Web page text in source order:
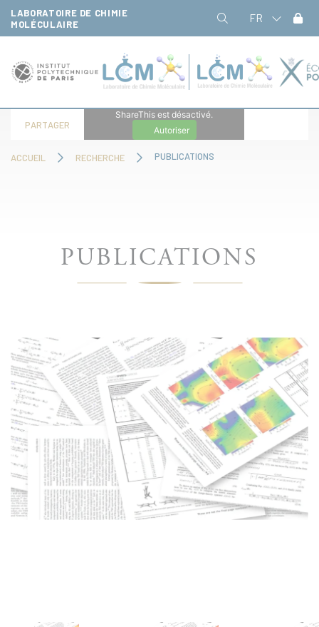
LABORATOIRE DE CHIMIE
MOLÉCULAIRE
FR
ACCUEIL RECHERCHE PUBLICATIONS
PARTAGER
ShareThis est désactivé.
Autoriser
PUBLICATIONS
Panneau de gestion des cookies